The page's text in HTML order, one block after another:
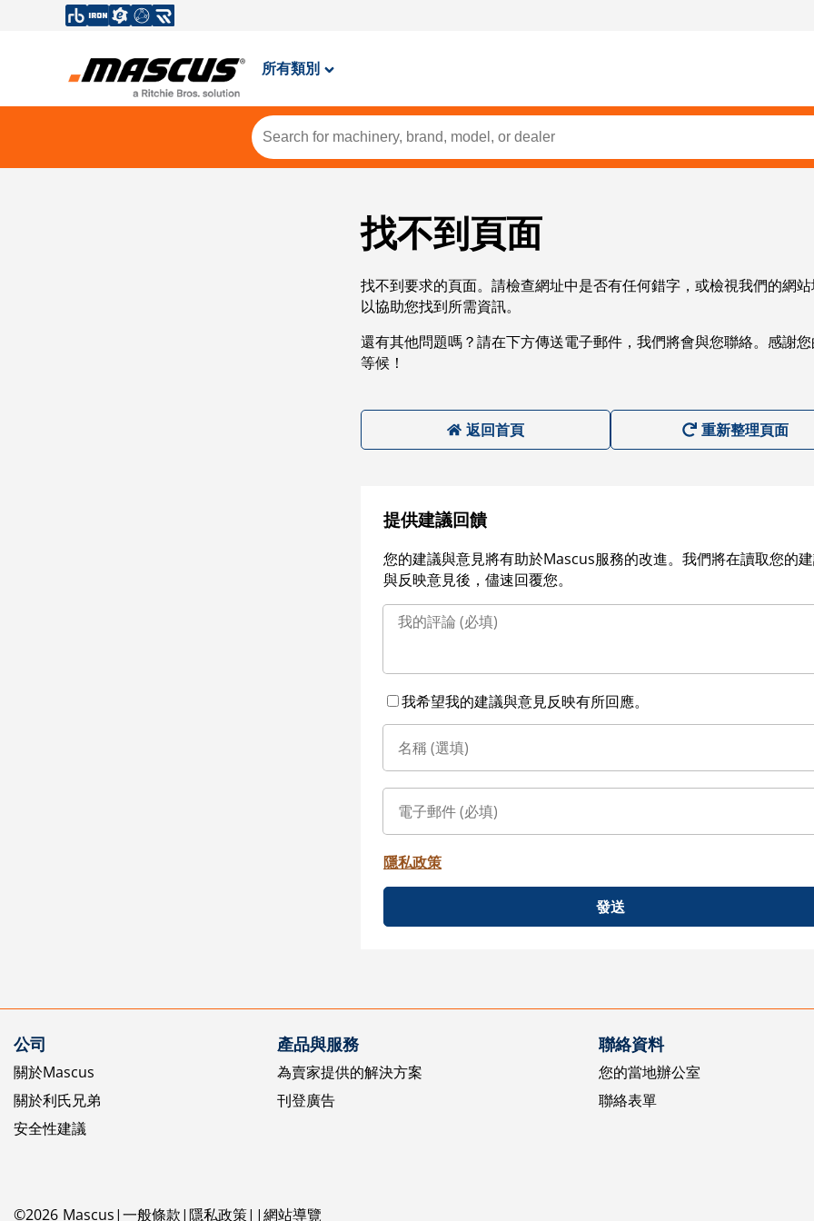
所有類別
找不到頁面
找不到要求的頁面。請檢查網址中是否有任何錯字，或檢視我們的網
以協助您找到所需資訊。
還有其他問題嗎？請在下方傳送電子郵件，我們將會與您聯絡。感謝
等候！
返回首頁 重新整理頁面
提供建議回饋
您的建議與意見將有助於Mascus服務的改進。我們將在讀取您的
與反映意見後，儘速回覆您。
我希望我的建議與意見反映有所回應。
隱私政策
發送
公司
關於Mascus
關於利氏兄弟
安全性建議
產品與服務
為賣家提供的解決方案
刊登廣告
聯絡資料
您的當地辦公室
聯絡表單
©2026 Mascus 一般條款 隱私政策 網站導覽